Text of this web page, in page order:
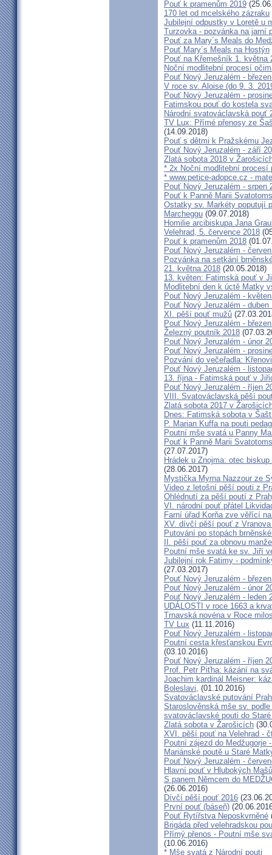
Pouť k pramenům 2019
170 let od mcelského zázraku
Jubilejní odpustky v Loretě u
Turzovka - pozvánka na jarní
Pouť za Mary´s Meals do
Pouť Mary´s Meals na Hostýn
Pouť na Křemešník 1. května
Noční modlitební procesí
Pouť Nový Jeruzalém -
V roce sv. Aloise (do 9. 3.
Pouť Nový Jeruzalém -
Fatimskou pouť do kostela
Národní svatováclavská pouť
TV Lux: Přímé přenosy ze
(14.09.2018)
Pouť s dětmi k Pražskému
Pouť Nový Jeruzalém - září
Zlatá sobota 2018 v
* 2x Noční modlitební
* www.petice-adopce.cz -
Pouť Nový Jeruzalém - srpen
Pouť k Panně Marii
Ostatky sv. Markéty poputují
Marcheggu (09.07.2018)
Homilie arcibiskupa Jana
Velehrad, 5. července 2018
Pouť k pramenům 2018
Pouť Nový Jeruzalém -
Pozvánka na setkání
21. května 2018 (20.05.2018)
13. květen: Fatimská pouť v
Modlitební den k úctě Matky
Pouť Nový Jeruzalém -
Pouť Nový Jeruzalém - duben
XI. pěší pouť mužů
Pouť Nový Jeruzalém -
Železný poutník 2018
Pouť Nový Jeruzalém - únor
Pouť Nový Jeruzalém -
Pozvání do večeřadla:
Pouť Nový Jeruzalém -
13. října - Fatimská pouť v
Pouť Nový Jeruzalém - říjen
VIII. Svatováclavská pěší
Zlatá sobota 2017 v
Dnes: Fatimská sobota v
P. Marian Kuffa na pouti
Poutní mše svatá u Panny
Pouť k Panně Marii
(27.07.2017)
Hrádek u Znojma: otec
(28.06.2017)
Mystička Myrna Nazzour ze
Video z letošní pěší pouti z
Ohlédnutí za pěší poutí z
VI. národní pouť přátel
Farní úřad Korňa zve věřící
XV. dívčí pěší pouť z
Putování po stopách
II. pěší pouť za obnovu
Poutní mše svatá ke sv. Jiří
Jubilejní rok Fatimy -
(27.03.2017)
Pouť Nový Jeruzalém -
Pouť Nový Jeruzalém - únor
Pouť Nový Jeruzalém - leden
UDÁLOSTI v roce 1663 a
Trnavská novéna v Roce
TV Lux (11.11.2016)
Pouť Nový Jeruzalém -
Poutní cesta křesťanskou
(03.10.2016)
Pouť Nový Jeruzalém - říjen
Prof. Petr Piťha: kázání na
Joachim kardinál Meisner:
Boleslavi, (01.10.2016)
Svatováclavské putování
Staroslověnská mše sv.
svatováclavské pouti do
Zlatá sobota v Žarošicích
XVI. pěší pouť na Velehrad -
Poutní zájezd do Medžugorje
Mariánské poutě u Staré
Pouť Nový Jeruzalém -
Hlavní pouť v Hlubokých
S panem Němcem do
(26.06.2016)
Dívčí pěší pouť 2016
První pouť (báseň)
Pouť Rytířstva Neposkvrněné
Brigáda před velehradskou
Přímý přenos - Poutní mše
(10.06.2016)
* Mše svatá z Národní pouti